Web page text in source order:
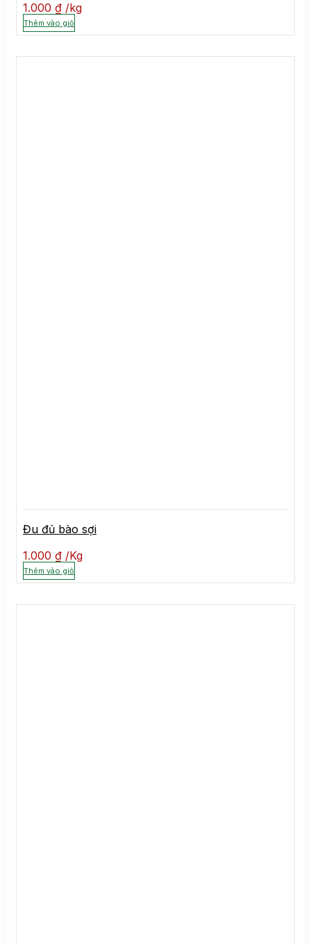
1.000 ₫ kg
Thêm vào giỏ
Đu đủ bào sợi
1.000 ₫ Kg
Thêm vào giỏ